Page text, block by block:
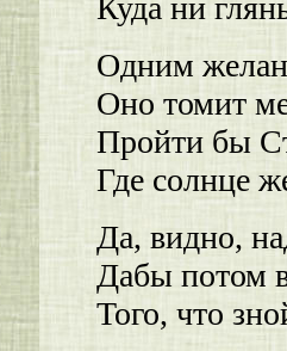
Куда ни
Одним
Оно томит
Пройти бы
Где солнце
Да, видно,
Дабы потом
Того, что